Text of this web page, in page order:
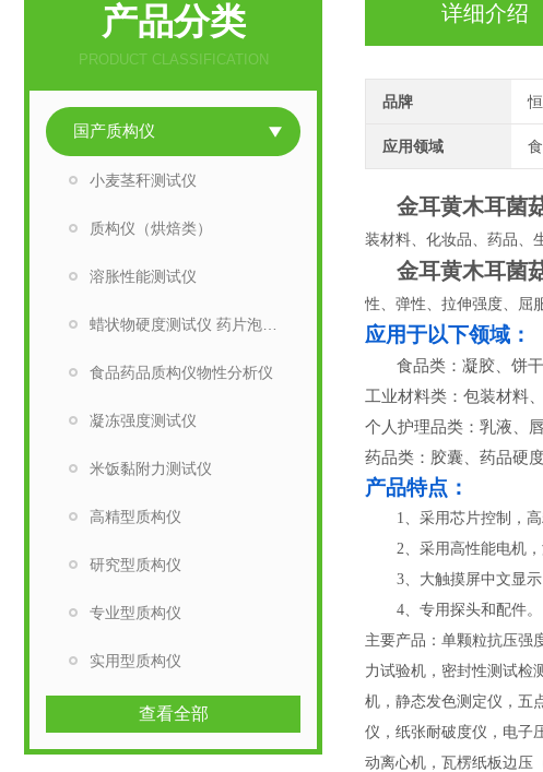
详细介绍
品牌
应用领域
金耳黄木耳菌
装材料、化妆品、药品、
金耳黄木耳菌
性、弹性、拉伸强度、屈
应用于以下领域：
食品类：凝胶、饼
工业材料类：包装材料
个人护理品类：乳液、
药品类：胶囊、药品硬
产品特点：
1、采用芯片控制，
2、采用高性能电机
3、大触摸屏中文显
4、专用探头和配件。
主要产品： 单颗粒抗压强
力试验机，密封性测试检
机，静态发色测定仪，五
仪，纸张耐破度仪，电子
动离心机，瓦楞纸板边压
产品分类
PRODUCT CLASSIFICATION
国产质构仪
小麦茎秆测试仪
质构仪（烘焙类）
溶胀性能测试仪
食品药品质构仪物性分析仪
凝冻强度测试仪
米饭黏附力测试仪
高精型质构仪
研究型质构仪
专业型质构仪
实用型质构仪
查看全部